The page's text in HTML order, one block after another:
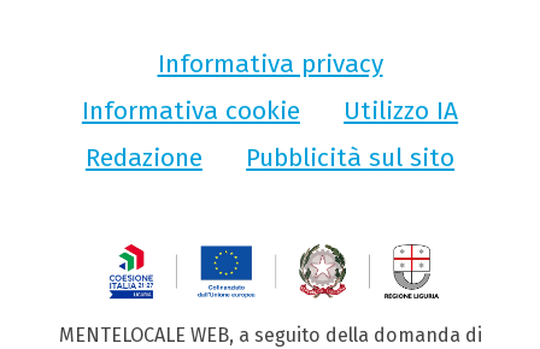
Informativa privacy
Informativa cookie
Utilizzo IA
Redazione
Pubblicità sul sito
MENTELOCALE WEB, a seguito della domanda di